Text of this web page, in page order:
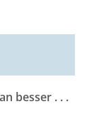
besser . . .